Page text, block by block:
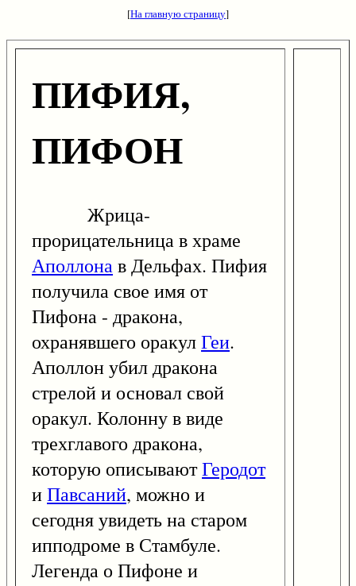
[На главную страницу]
ПИФИЯ,
ПИФОН
Жрица-
прорицательница в храме
Аполлонав Дельфах. Пифия
получила свое имя от
Пифона - дракона,
охранявшего оракулГеи.
Аполлон убил дракона
стрелой и основал свой
оракул. Колонну в виде
трехглавого дракона,
которую описываютГеродот
иПавсаний, можно и
сегодня увидеть на старом
ипподроме в Стамбуле.
Легенда о Пифоне и